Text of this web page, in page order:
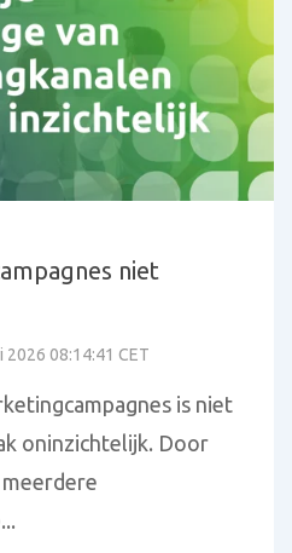
niet
2026 08:14:41 CET
is niet
oninzichtelijk. Door